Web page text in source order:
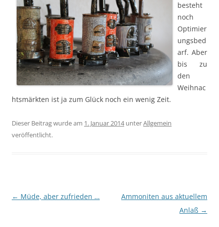
besteht
noch
Optimier
ungsbed
arf. Aber
bis zu
den
Weihnac
htsmärkten ist ja zum Glück noch ein wenig Zeit.
Dieser Beitrag wurde am 1. Januar 2014unterAllgemein
veröffentlicht.
Beitragsnavigation
← Müde, aber zufrieden …
Ammoniten aus aktuellem
Anlaß →